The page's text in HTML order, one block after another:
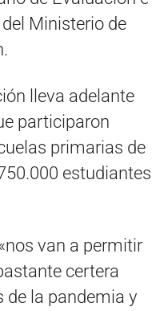
Ministerio de
lleva adelante
participaron
primarias de
estudiantes
van a permitir
certera
de la pandemia y